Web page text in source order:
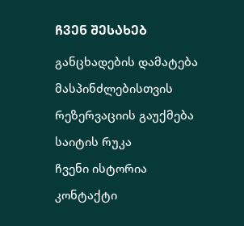
ჩვენ შესახებ
განცხადების დამატება
მასპინძლებისთვის
რეზერვაციის გაუქმება
საიტის რუკა
ჩვენი ისტორია
კონტაქტი